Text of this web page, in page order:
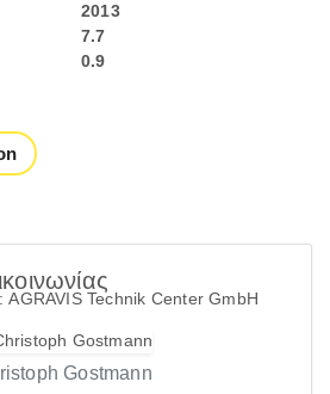
2013
7.7
0.9
AGRAVIS Technik Center GmbH
Gostmann